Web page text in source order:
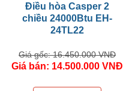
Điều hòa Casper 2
chiều 24000Btu EH-
24TL22
Giá gốc: 16.450.000 VNĐ
Giá bán: 14.500.000 VNĐ